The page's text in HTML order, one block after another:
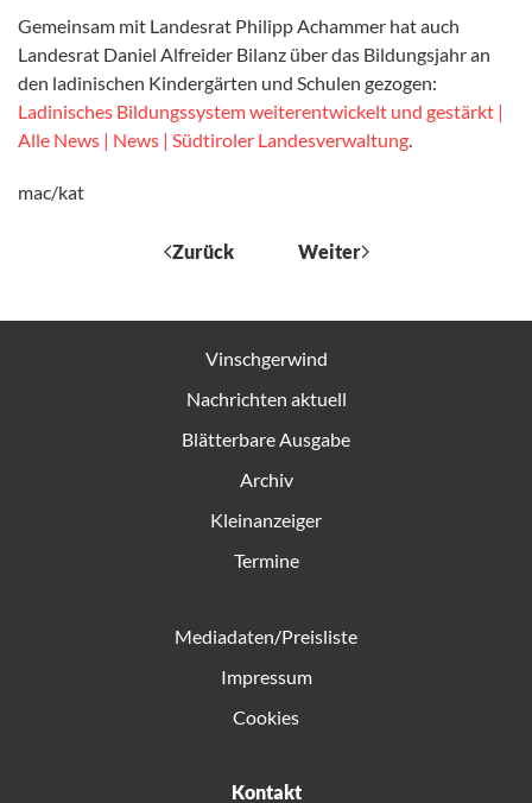
Gemeinsam mit Landesrat Philipp Achammer hat auch
Landesrat Daniel Alfreider Bilanz über das Bildungsjahr an
den ladinischen Kindergärten und Schulen gezogen:
Ladinisches Bildungssystem weiterentwickelt und gestärkt |
Alle News | News | Südtiroler Landesverwaltung
mac/kat
Zurück Weiter
Vinschgerwind
Nachrichten aktuell
Blätterbare Ausgabe
Archiv
Kleinanzeiger
Termine
Mediadaten/Preisliste
Impressum
Cookies
Kontakt